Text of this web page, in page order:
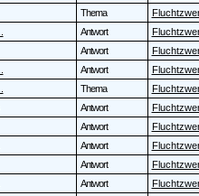
Thema
Antwort
Antwort
Antwort
Thema
Antwort
Antwort
Antwort
Antwort
Antwort